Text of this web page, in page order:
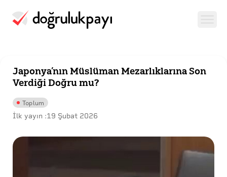
Japonya’nın Müslüman Mezarlıklarına Son
Verdiği Doğru mu?
Toplum
İlk yayın :19 Şubat 2026